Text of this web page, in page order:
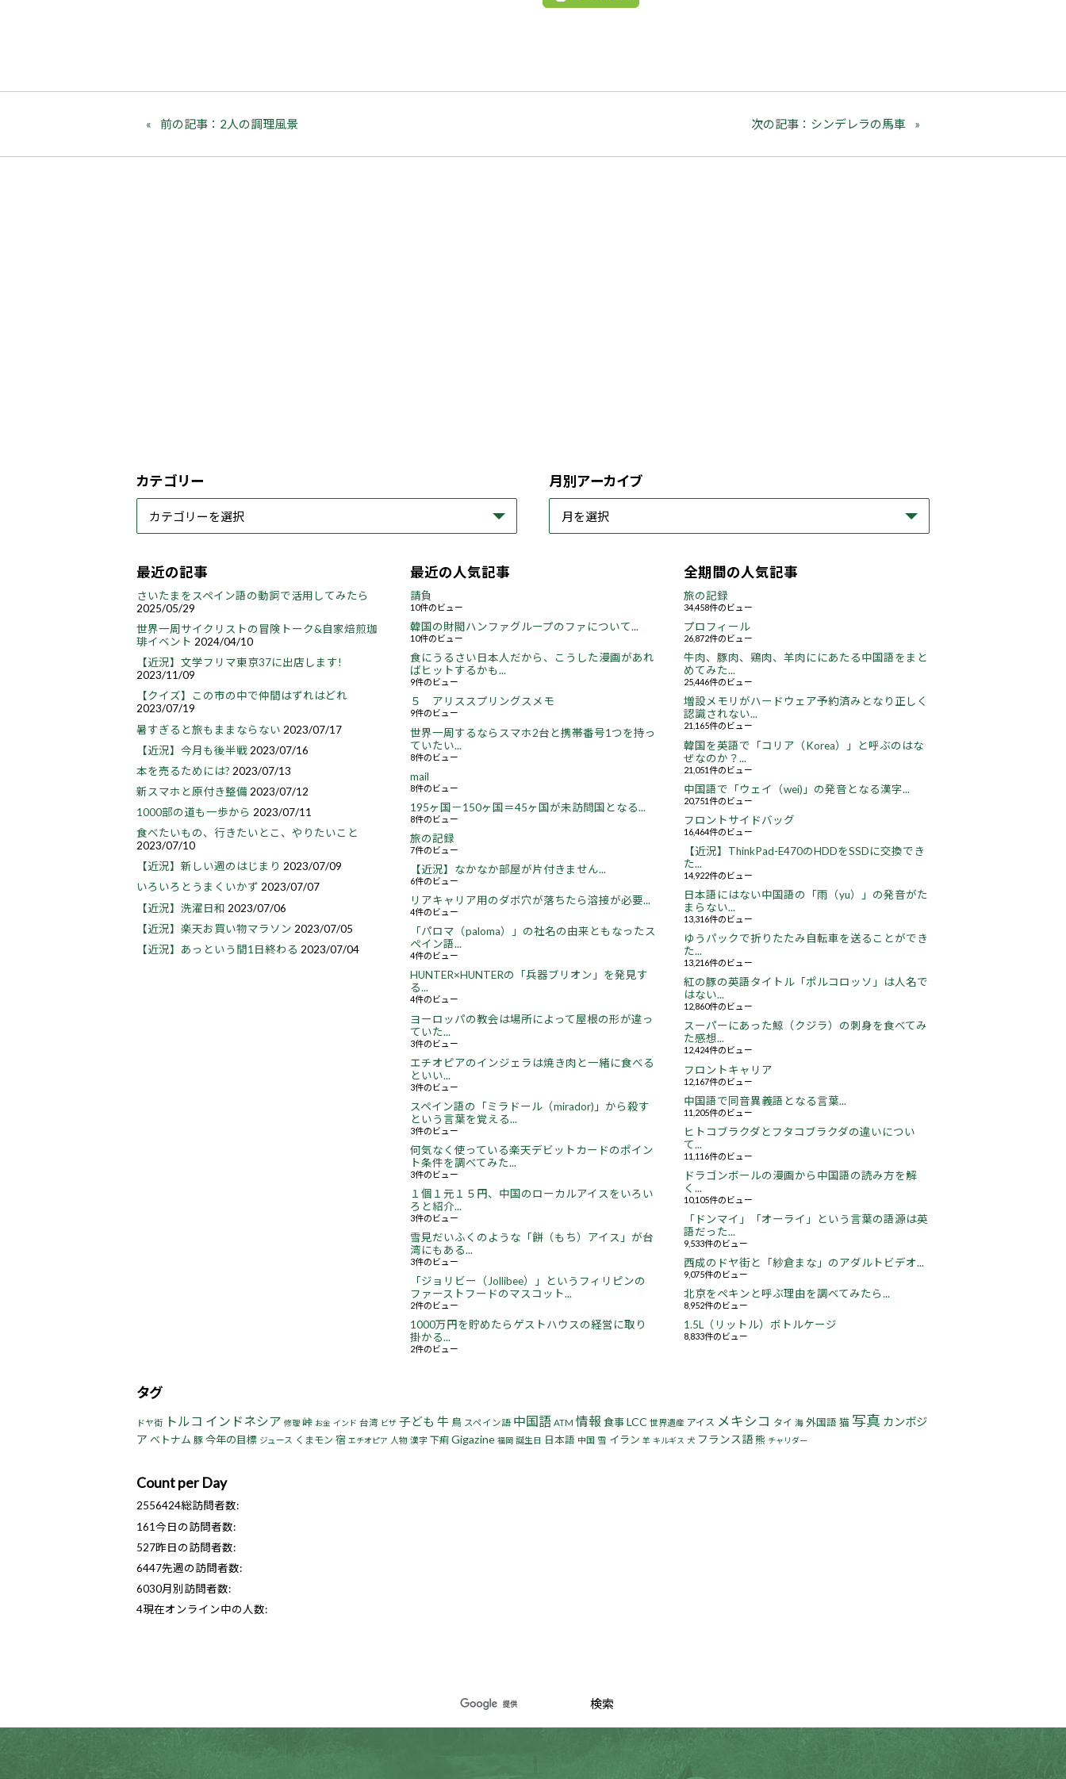
前の記事：2人の調理風景 次の記事：シンデレラの馬車
カテゴリー 月別アーカイブ
最近の記事
さいたまをスペイン語の動詞で活用してみたら
2025/05/29
世界一周サイクリストの冒険トーク&自家焙煎珈
琲イベント 2024/04/10
【近況】文学フリマ東京37に出店します!
2023/11/09
【クイズ】この市の中で仲間はずれはどれ
2023/07/19
暑すぎると旅もままならない 2023/07/17
【近況】今月も後半戦 2023/07/16
本を売るためには? 2023/07/13
新スマホと原付き整備 2023/07/12
1000部の道も一歩から 2023/07/11
食べたいもの、行きたいとこ、やりたいこと
2023/07/10
【近況】新しい週のはじまり 2023/07/09
いろいろとうまくいかず 2023/07/07
【近況】洗濯日和 2023/07/06
【近況】楽天お買い物マラソン 2023/07/05
【近況】あっという間1日終わる 2023/07/04
最近の人気記事
請負
10件のビュー
韓国の財閥ハンファグループのファについて...
10件のビュー
食にうるさい日本人だから、こうした漫画があれ
ばヒットするかも...
9件のビュー
５ アリススプリングスメモ
9件のビュー
世界一周するならスマホ2台と携帯番号1つを持っ
ていたい...
8件のビュー
mail
8件のビュー
195ヶ国－150ヶ国＝45ヶ国が未訪問国となる...
8件のビュー
旅の記録
7件のビュー
【近況】なかなか部屋が片付きません...
6件のビュー
リアキャリア用のダボ穴が落ちたら溶接が必要...
4件のビュー
「パロマ（paloma）」の社名の由来ともなったス
ペイン語...
4件のビュー
HUNTER×HUNTERの「兵器ブリオン」を発見す
る...
4件のビュー
ヨーロッパの教会は場所によって屋根の形が違っ
ていた...
3件のビュー
エチオピアのインジェラは焼き肉と一緒に食べる
といい...
3件のビュー
スペイン語の「ミラドール（mirador)」から殺す
という言葉を覚える...
3件のビュー
何気なく使っている楽天デビットカードのポイン
ト条件を調べてみた...
3件のビュー
１個１元１５円、中国のローカルアイスをいろい
ろと紹介...
3件のビュー
雪見だいふくのような「餅（もち）アイス」が台
湾にもある...
3件のビュー
「ジョリビー（Jollibee）」というフィリピンの
ファーストフードのマスコット...
2件のビュー
1000万円を貯めたらゲストハウスの経営に取り
掛かる...
2件のビュー
全期間の人気記事
旅の記録
34,458件のビュー
プロフィール
26,872件のビュー
牛肉、豚肉、鶏肉、羊肉ににあたる中国語をまと
めてみた...
25,446件のビュー
増設メモリがハードウェア予約済みとなり正しく
認識されない...
21,165件のビュー
韓国を英語で「コリア（Korea）」と呼ぶのはな
ぜなのか？...
21,051件のビュー
中国語で「ウェイ（wei)」の発音となる漢字...
20,751件のビュー
フロントサイドバッグ
16,464件のビュー
【近況】ThinkPad-E470のHDDをSSDに交換でき
た...
14,922件のビュー
日本語にはない中国語の「雨（yu）」の発音がた
まらない...
13,316件のビュー
ゆうパックで折りたたみ自転車を送ることができ
た...
13,216件のビュー
紅の豚の英語タイトル「ポルコロッソ」は人名で
はない...
12,860件のビュー
スーパーにあった鯨（クジラ）の刺身を食べてみ
た感想...
12,424件のビュー
フロントキャリア
12,167件のビュー
中国語で同音異義語となる言葉...
11,205件のビュー
ヒトコブラクダとフタコブラクダの違いについ
て...
11,116件のビュー
ドラゴンボールの漫画から中国語の読み方を解
く...
10,105件のビュー
「ドンマイ」「オーライ」という言葉の語源は英
語だった...
9,533件のビュー
西成のドヤ街と「紗倉まな」のアダルトビデオ...
9,075件のビュー
北京をペキンと呼ぶ理由を調べてみたら...
8,952件のビュー
1.5L（リットル）ボトルケージ
8,833件のビュー
タグ
ドヤ街 トルコ インドネシア 修理 峠 お金 インド 台湾 ビザ 子ども 牛 鳥 スペイン語 中国語 ATM 情報 食事LCC 世界遺産 アイス メキシコ タイ 海 外国語 猫 写真 カンボジ
ア ベトナム 豚 今年の目標 ジュース くまモン 宿 エチオピア 人物 漢字 下痢 Gigazine 福岡 誕生日 日本語 中国 雪 イラン 羊 キルギス 犬 フランス語熊 チャリダー
Count per Day
2556424総訪問者数:
161今日の訪問者数:
527昨日の訪問者数:
6447先週の訪問者数:
6030月別訪問者数:
4現在オンライン中の人数: